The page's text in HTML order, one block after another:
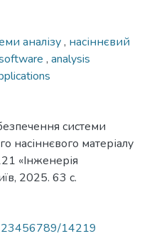
аналізу, насіннєвий
, analysis
системи
насіннєвого матеріалу
«Інженерія
2025. 63 с.
14219